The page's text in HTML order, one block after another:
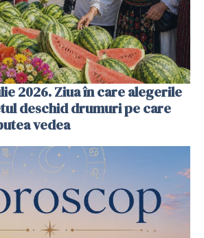
2026. Ziua în care alegerile
deschid drumuri pe care
vedea